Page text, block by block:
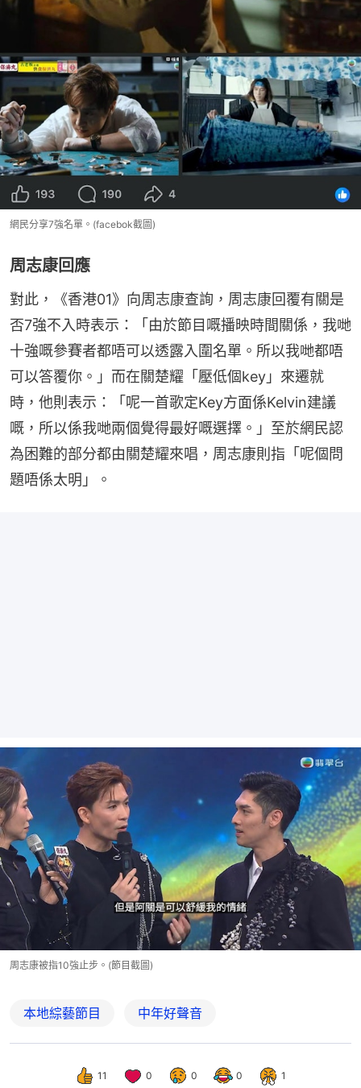
網民分享7強名單。(facebok截圖)
周志康回應
對此，《香港01》向周志康查詢，周志康回覆有關是
否7強不入時表示：「由於節目嘅播映時間關係，我哋
十強嘅參賽者都唔可以透露入圍名單。所以我哋都唔
可以答覆你。」而在關楚耀「壓低個key」來遷就
時，他則表示：「呢一首歌定Key方面係Kelvin建議
嘅，所以係我哋兩個覺得最好嘅選擇。」至於網民認
為困難的部分都由關楚耀來唱，周志康則指「呢個問
題唔係太明」。
周志康被指10強止步。(節目截圖)
本地綜藝節目 中年好聲音
11 0 0 0 1